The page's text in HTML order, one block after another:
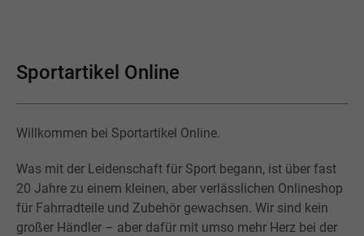
Sportartikel Online
Willkommen bei Sportartikel Online.
Was mit der Leidenschaft für Sport begann, ist über fast
20 Jahre zu einem kleinen, aber verlässlichen Onlineshop
für Fahrradteile und Zubehör gewachsen. Wir sind kein
großer Händler – aber dafür mit umso mehr Herz bei der